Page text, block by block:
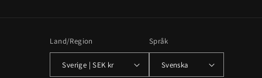
Land/Region
Sverige | SEK kr
Språk
Svenska